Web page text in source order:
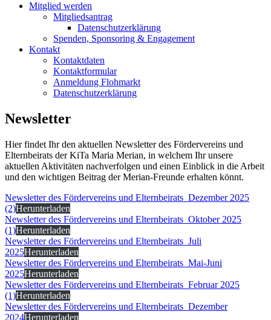
Mitglied werden
Mitgliedsantrag
Datenschutzerklärung
Spenden, Sponsoring & Engagement
Kontakt
Kontaktdaten
Kontaktformular
Anmeldung Flohmarkt
Datenschutzerklärung
Newsletter
Hier findet Ihr den aktuellen Newsletter des Fördervereins und
Elternbeirats der KiTa Maria Merian, in welchem Ihr unsere
aktuellen Aktivitäten nachverfolgen und einen Einblick in die Arbeit
und den wichtigen Beitrag der Merian-Freunde erhalten könnt.
Newsletter des Fördervereins und Elternbeirats_Dezember 2025
(2)Herunterladen
Newsletter des Fördervereins und Elternbeirats_Oktober 2025
(1)Herunterladen
Newsletter des Fördervereins und Elternbeirats_Juli
2025Herunterladen
Newsletter des Fördervereins und Elternbeirats_Mai-Juni
2025Herunterladen
Newsletter des Fördervereins und Elternbeirats_Februar 2025
(1)Herunterladen
Newsletter des Fördervereins und Elternbeirats_Dezember
2024Herunterladen